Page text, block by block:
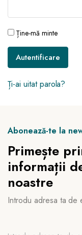
Ține-mă minte
Autentificare
Ți-ai uitat parola?
Abonează-te la
Primește
informații
noastre
Introdu adresa ta de